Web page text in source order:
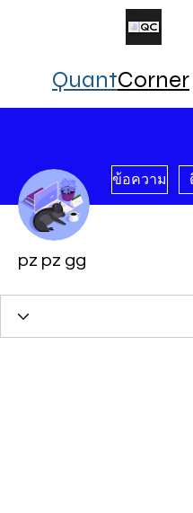
QuantCorner
ข้อความ
pz pz gg